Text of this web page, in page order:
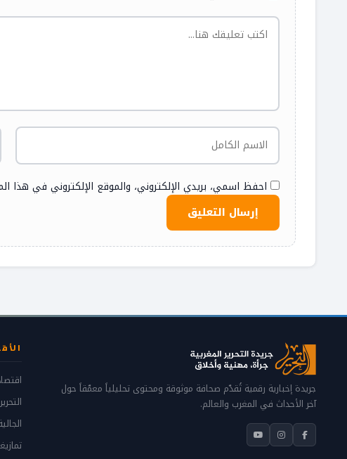
احفظ اسمي، بريدي الإلكتروني، والموقع الإلكتروني في هذا
جريدة إخبارية رقمية تُقدّم صحافة موثوقة ومحتوى تحليلياً معمّقاً حول
آخر الأحداث في المغرب والعالم.
التحرير TV